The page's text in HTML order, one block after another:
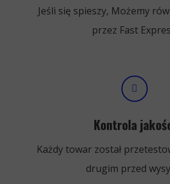
Jeśli się spieszy, Możemy
przez Fast
Kontrola
Każdy towar został
drugim przed